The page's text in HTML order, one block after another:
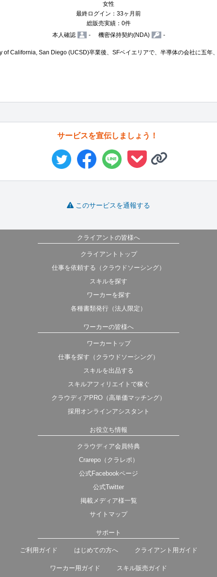
女性
最終ログイン：33ヶ月前
総販売実績：0件
本人確認
- 機密保持契約(NDA) -
of California, San Diego (UCSD)卒業後、SFベイエリアで、半導体の会社に五年
サービスを宣伝しましょう！
このサービスを通報する
クライアントの皆様へ
クライアントトップ
仕事を依頼する（クラウドソーシング）
スキルを探す
ワーカーを探す
各種書類発行（法人限定）
ワーカーの皆様へ
ワーカートップ
仕事を探す（クラウドソーシング）
スキルを出品する
スキルアフィリエイトで稼ぐ
クラウディアPRO（高単価マッチング）
採用オンラインアシスタント
お役立ち情報
クラウディア会員特典
Crarepo（クラレポ）
公式Facebookページ
公式Twitter
掲載メディア様一覧
サイトマップ
サポート
ご利用ガイド はじめての方へ クライアント用ガイド
ワーカー用ガイド スキル販売ガイド